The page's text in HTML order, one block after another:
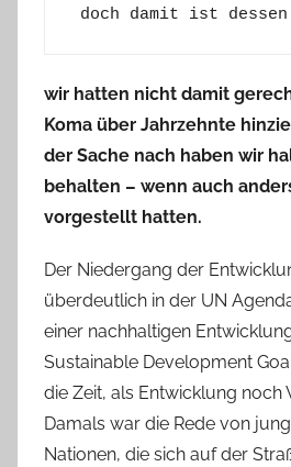
doch damit ist
wir hatten nicht damit
Koma über Jahrzehnte
der Sache nach haben wir
behalten – wenn auch
vorgestellt hatten.
Der Niedergang der
überdeutlich in der UN
einer nachhaltigen
Sustainable Development
die Zeit, als Entwicklung noch
Damals war die Rede von
Nationen, die sich auf der